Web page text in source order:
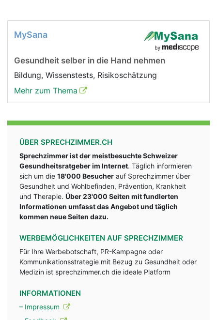
MySana
Gesundheit selber in die Hand nehmen
Bildung, Wissenstests, Risikoschätzung
Mehr zum Thema
ÜBER SPRECHZIMMER.CH
Sprechzimmer ist der meistbesuchte Schweizer
Gesundheitsratgeber im Internet. Täglich informieren
sich um die 18'000 Besucher auf Sprechzimmer über
Gesundheit und Wohlbefinden, Prävention, Krankheit
und Therapie. Über 23'000 Seiten mit fundlerten
Informationen umfasst das Angebot und täglich
kommen neue Seiten dazu.
WERBEMÖGLICHKEITEN AUF SPRECHZIMMER
Für Ihre Werbebotschaft, PR-Kampagne oder
Kommunikationsstrategie mit Bezug zu Gesundheit oder
Medizin ist sprechzimmer.ch die ideale Platform
INFORMATIONEN
– Impressum